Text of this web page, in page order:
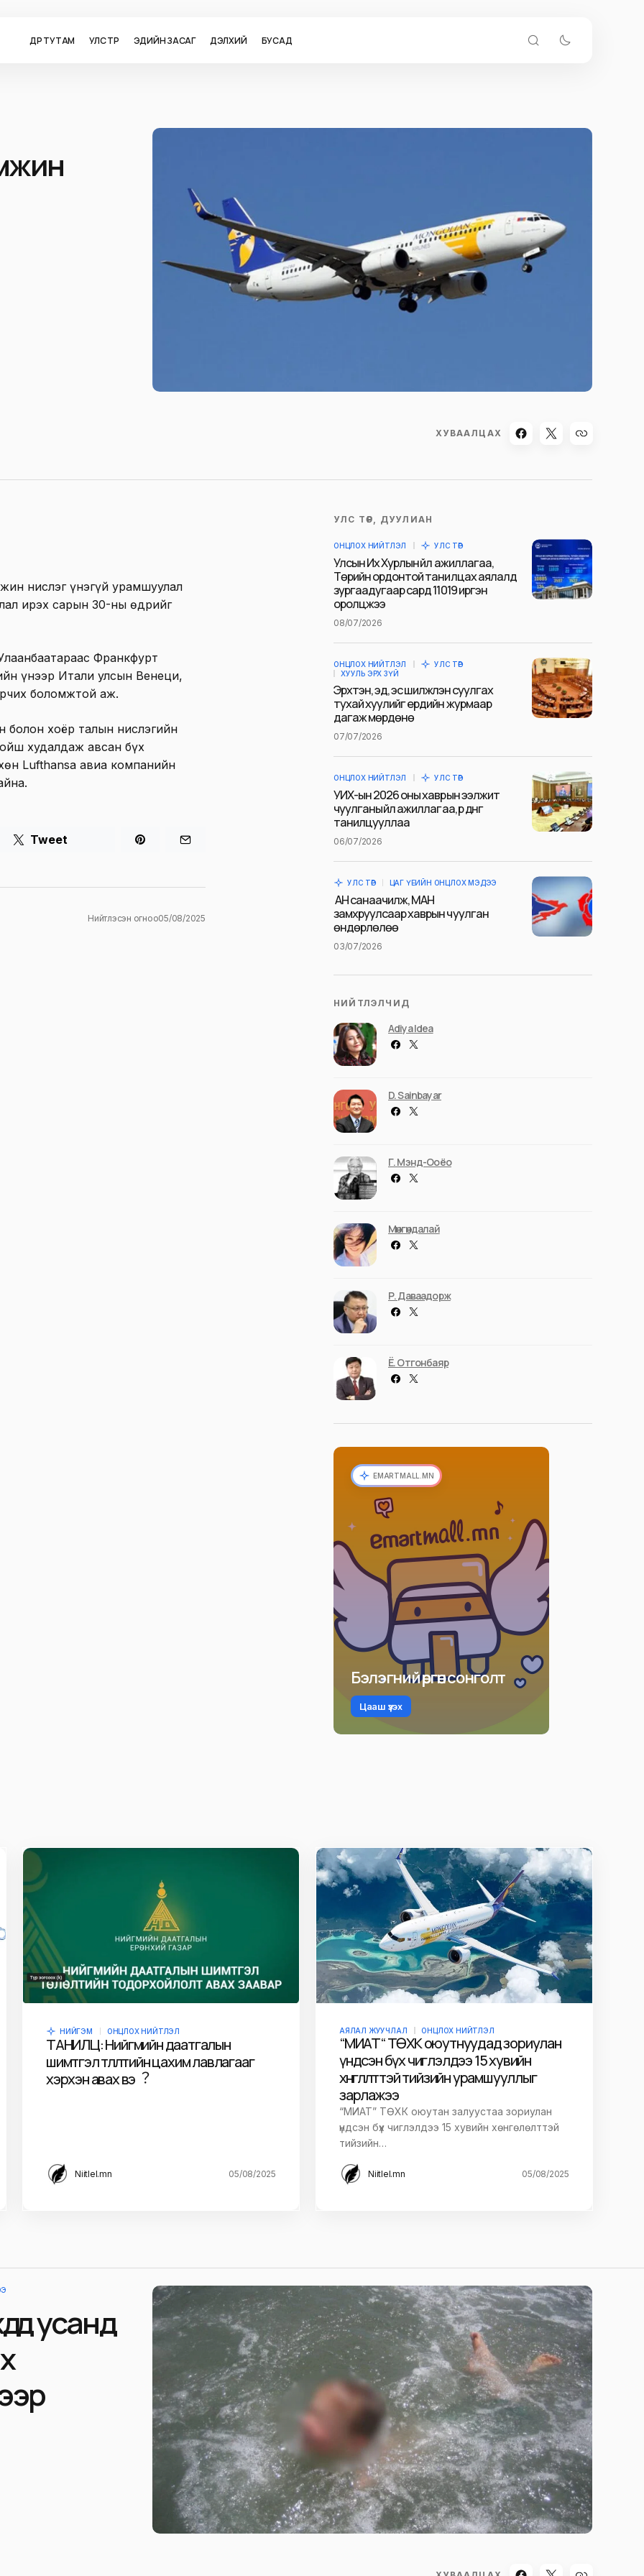
ӨДӨР ТУТАМ УЛС ТӨР ЭДИЙН ЗАСАГ ДЭЛХИЙ БУСАД
ХУВААЛЦАХ
нислэг үнэгүй урамшуулал
ирэх сарын 30-ны өдрийг
Франкфурт
үнээр Итали улсын Венеци,
боломжтой аж.
болон хоёр талын нислэгийн
худалдаж авсан бүх
Lufthansa авиа компанийн
Tweet
Нийтлэсэн огноо05/08/2025
УЛС ТӨР, ДУУЛИАН
ОНЦЛОХ НИЙТЛЭЛ УЛС ТӨР
Улсын Их Хурлын үйл ажиллагаа,
Төрийн ордонтой танилцах аялалд
зургаадугаар сард 11019 иргэн
оролцжээ
08/07/2026
ОНЦЛОХ НИЙТЛЭЛ
УЛС ТӨР
ХУУЛЬ ЭРХ ЗҮЙ
Эрхтэн, эд, эс шилжүүлэн суулгах
тухай хуулийг ердийн журмаар
дагаж мөрдөнө
07/07/2026
ОНЦЛОХ НИЙТЛЭЛ УЛС ТӨР
УИХ-ын 2026 оны хаврын ээлжит
чуулганы үйл ажиллагаа, үр дүнг
танилцууллаа
06/07/2026
УЛС ТӨР ЦАГ ҮЕИЙН ОНЦЛОХ МЭДЭЭ
АН санаачилж, МАН
замхруулсаар хаврын чуулган
өндөрлөлөө
03/07/2026
НИЙТЛЭЛЧИД
Adiya Idea
D. Sainbayar
Г. Мэнд-Ооёо
Мөнгөндалай
Р. Даваадорж
Ё. Отгонбаяр
EMARTMALL.MN
Бэлэгний өргөн сонголт
Цааш үзэх
НИЙГЭМ ОНЦЛОХ НИЙТЛЭЛ
ТАНИЛЦ: Нийгмийн даатгалын
шимтгэл төлөлтийн цахим лавлагааг
хэрхэн авах вэ︖
Niitlel.mn 05/08/2025
АЯЛАЛ ЖУУЧЛАЛ ОНЦЛОХ НИЙТЛЭЛ
“МИАТ“ ТӨХК оюутнуудад зориулан
үндсэн бүх чиглэлдээ 15 хувийн
хөнгөлөлттэй тийзийн урамшууллыг
зарлажээ
“МИАТ” ТӨХК оюутан залуустаа зориулан
үндсэн бүх чиглэлдээ 15 хувийн хөнгөлөлттэй
тийзийн…
Niitlel.mn 05/08/2025
усанд